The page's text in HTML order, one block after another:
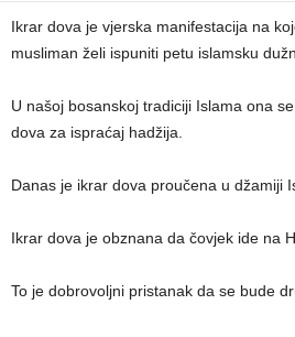
Ikrar dova je vjerska manifestacija na
musliman želi ispuniti petu islamsku
U našoj bosanskoj tradiciji Islama ona
dova za ispraćaj hadžija.
Danas je ikrar dova proučena u džamiji
Ikrar dova je obznana da čovjek ide na
To je dobrovoljni pristanak da se bude